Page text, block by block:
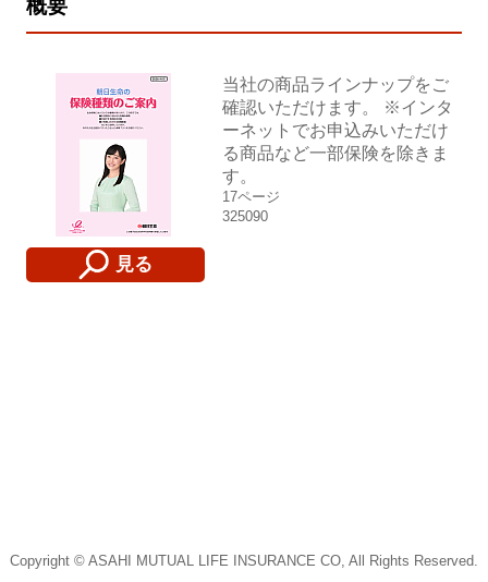
概要
見る
当社の商品ラインナップをご
確認いただけます。 ※インタ
ーネットでお申込みいただけ
る商品など一部保険を除きま
す。
17ページ
325090
Copyright © ASAHI MUTUAL LIFE INSURANCE CO, All Rights Reserved.